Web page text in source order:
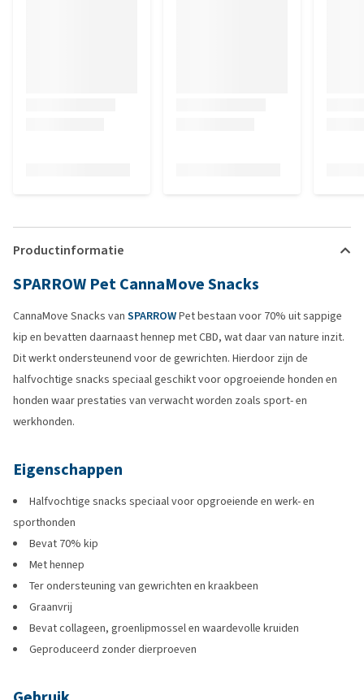
Productinformatie
SPARROW Pet CannaMove Snacks
CannaMove Snacks van SPARROWPet bestaan voor 70% uit sappige
kip en bevatten daarnaast hennep met CBD, wat daar van nature inzit.
Dit werkt ondersteunend voor de gewrichten. Hierdoor zijn de
halfvochtige snacks speciaal geschikt voor opgroeiende honden en
honden waar prestaties van verwacht worden zoals sport- en
werkhonden.
Eigenschappen
Halfvochtige snacks speciaal voor opgroeiende en werk- en
sporthonden
Bevat 70% kip
Met hennep
Ter ondersteuning van gewrichten en kraakbeen
Graanvrij
Bevat collageen, groenlipmossel en waardevolle kruiden
Geproduceerd zonder dierproeven